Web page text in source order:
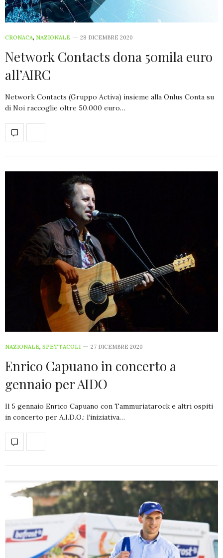
CRONACA, NAZIONALE 28 DICEMBRE 2020
Network Contacts dona 50mila euro
all’AIRC
Network Contacts (Gruppo Activa) insieme alla Onlus Conta su
di Noi raccoglie oltre 50.000 euro…
NAZIONALE, SPETTACOLI 27 DICEMBRE 2020
Enrico Capuano in concerto a
gennaio per AIDO
Il 5 gennaio Enrico Capuano con Tammuriatarock e altri ospiti
in concerto per A.I.D.O.: l’iniziativa…